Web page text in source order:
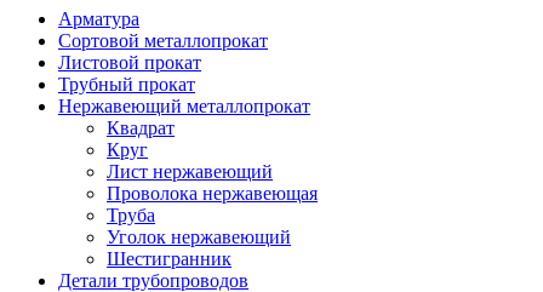
Арматура
Сортовой металлопрокат
Листовой прокат
Трубный прокат
Нержавеющий металлопрокат
Квадрат
Круг
Лист нержавеющий
Проволока нержавеющая
Труба
Уголок нержавеющий
Шестигранник
Детали трубопроводов